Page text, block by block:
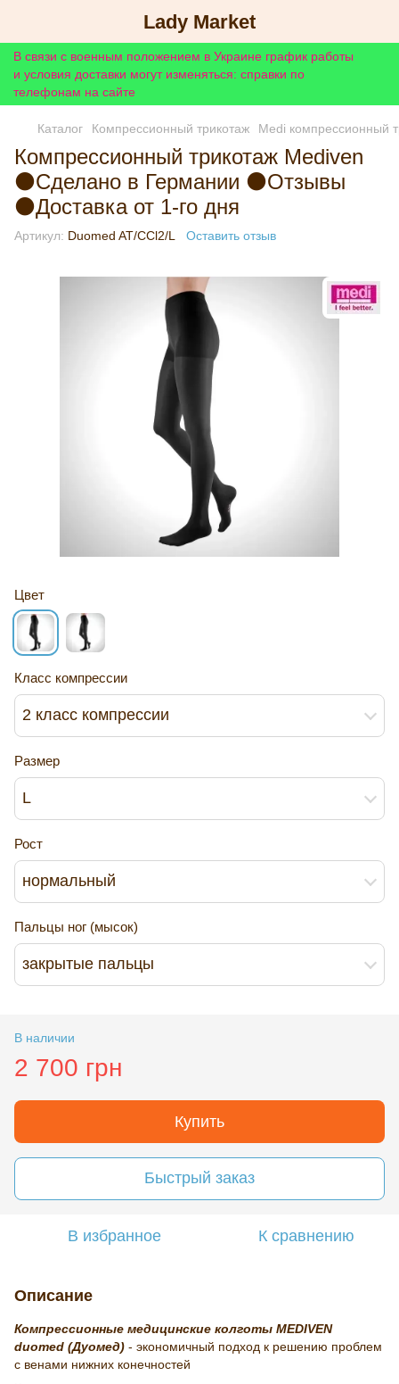
Lady Market
В связи с военным положением в Украине график работы
и условия доставки могут изменяться: справки по
телефонам на сайте
Каталог Компрессионный трикотаж Medi компрессионный
Компрессионный трикотаж Mediven
⚫Сделано в Германии ⚫Отзывы
⚫Доставка от 1-го дня
Артикул: Duomed AT/CCl2/L Оставить отзыв
Цвет
Класс компрессии
2 класс компрессии
Размер
L
Рост
нормальный
Пальцы ног (мысок)
закрытые пальцы
В наличии
2 700 грн
Купить
Быстрый заказ
В избранное К сравнению
Описание
Компрессионные медицинские колготы MEDIVEN
duomed (Дуомед) - экономичный подход к решению проблем
с венами нижних конечностей